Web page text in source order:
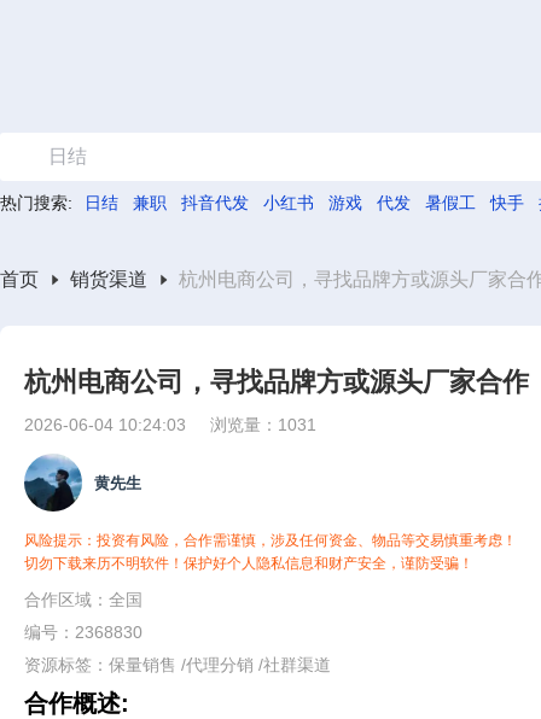
日结
热门搜索: 日结 兼职 抖音代发 小红书 游戏 代发 暑假工 快手
首页 销货渠道 杭州电商公司，寻找品牌方或源头厂家合
杭州电商公司，寻找品牌方或源头厂家合作
2026-06-04 10:24:03 浏览量：1031
黄先生
风险提示：投资有风险，合作需谨慎，涉及任何资金、物品等交易慎重考虑！
切勿下载来历不明软件！保护好个人隐私信息和财产安全，谨防受骗！
合作区域：全国
编号：2368830
资源标签： 保量销售 /代理分销 /社群渠道
合作概述: